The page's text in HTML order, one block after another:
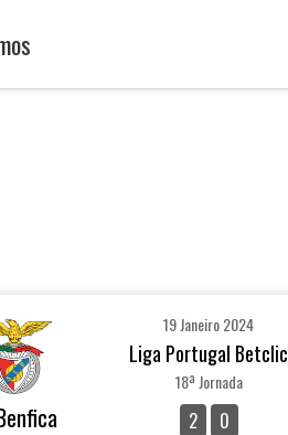
19 Janeiro 2024
Liga Portugal Betclic
18ª Jornada
2 0